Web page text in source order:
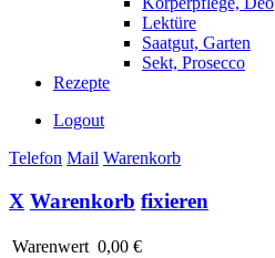
Lektüre
Saatgut, Garten
Sekt, Prosecco
Rezepte
Logout
Telefon Mail Warenkorb
X Warenkorb fixieren
Warenwert 0,00 €